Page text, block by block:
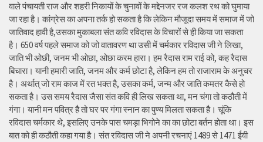
वाले पंचायती राज और शहरी निकायों के चुनावों के मद्देनजर रज कलश रथ को घुमाया
जा रहा है। कांग्रेस का अपना तर्क हो सकता है कि लेकिन मौजूदा समय में समाज में जो
जातिवाद हावी है,उसका मुकाबला संत कवि रविदास के विचारों से ही किया जा सकता
है। 650 वर्ष पहले समाज को जो वातावरण था उसी में चर्मकार रविदास जी ने लिखा,
जाति भी ओछी, जनम भी ओछा, ओछा करम हारा। हम रैदास राम राई को, कह रैदास
बिचारा। यानी हमारी जाति, जनम और कर्म छोटा है, लेकिन हम तो राजाराम के अनुचर
है। अर्थात् जो राम काज में रत भक्त है, उसका कर्म, जन्म और जाति कमतर कैसे हो
सकता है। उस समय रैदास जैसा संत कवि ही लिख सकता था, मन चंगा तो कठौती में
गंगा। यानी मन पवित्र है तो घर पर गंगा स्नान का पुण्य मिलता सकता है। चूंकि
रविदास चर्मकार थे, इसलिए उनके पास चमड़ा भिगोने का का छोटा बर्तन होता था। इस
बात को ही कठौती कहा गया है। संत रविदास जी ने अपनी रचनाएं 1489 से 1471 ईवी